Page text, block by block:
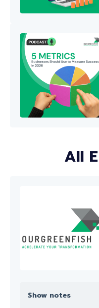
All
Show notes